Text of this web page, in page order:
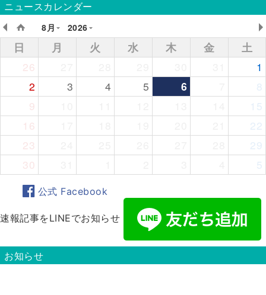
ニュースカレンダー
8月
2026
日 月 火 水 木 金
土
26
1
2
3 4 5 6
8
9
15
16
22
23
29
30
5
公式 Facebook
速報記事をLINEでお知らせ
お知らせ